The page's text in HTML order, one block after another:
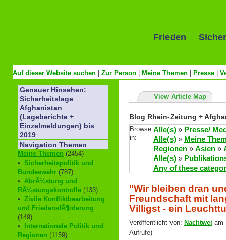
Frieden
Auf dieser Website suchen Zur Person Meine Themen Presse
Genauer Hinsehen:
Sicherheitslage
Afghanistan
(Lageberichte +
Einzelmeldungen) bis
2019
Navigation Themen
Meine Themen (2454)
• Sicherheitspolitik und
Bundeswehr (787)
• AbrÃ¼stung und
RÃ¼stungskontrolle (133)
• Zivile Konfliktbearbeitung
und FriedensfÃ¶rderung
(149)
•
Internationale Politik und
Regionen (1159)
View Article Map
Blog Rhein-Zeitung +
Browse
in:
Alle(s) » Presse/
Alle(s) » Meine
Regionen » Asien »
Alle(s) »
Any of these
"Wir bleiben dran
Freundschaft mit
Villigst - ein
Veröffentlicht von: Nachtwei am
Aufrufe)